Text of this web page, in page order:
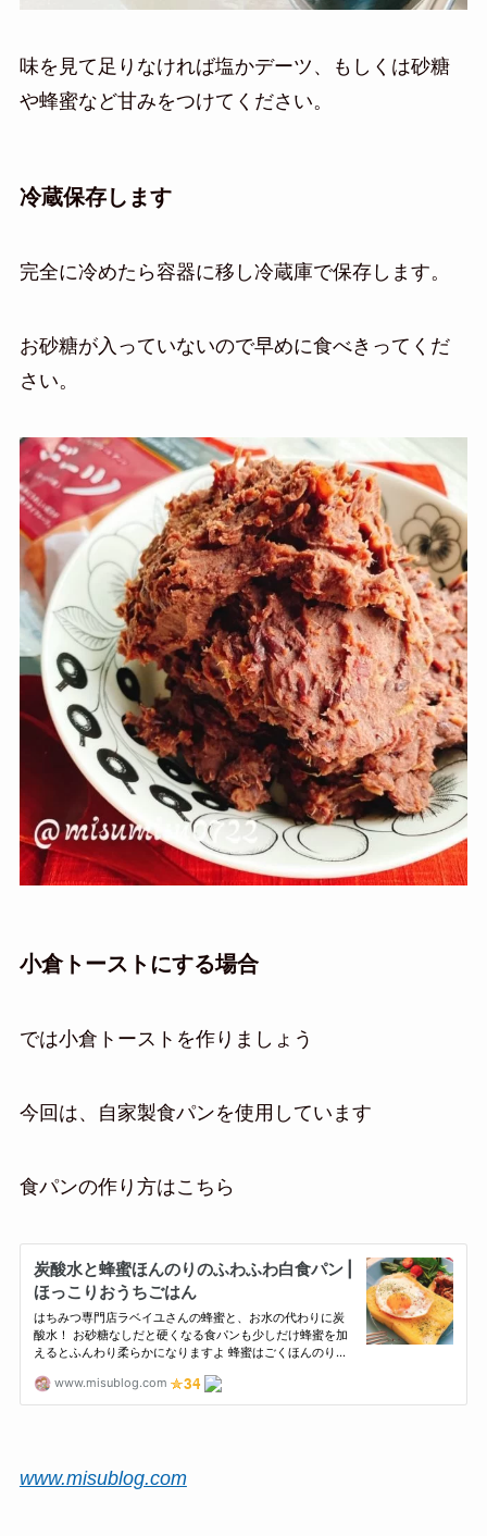
味を見て足りなければ塩かデーツ、もしくは砂糖
や蜂蜜など甘みをつけてください。
冷蔵保存します
完全に冷めたら容器に移し冷蔵庫で保存します。
お砂糖が入っていないので早めに食べきってくだ
さい。
小倉トーストにする場合
では小倉トーストを作りましょう
今回は、自家製食パンを使用しています
食パンの作り方はこちら
www.misublog.com